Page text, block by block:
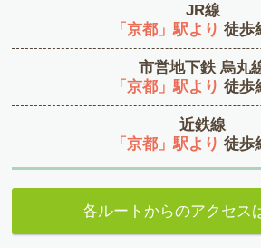
JR線
「京都」駅より 徒歩
市営地下鉄 烏丸
「京都」駅より 徒歩
近鉄線
「京都」駅より 徒歩
各ルートからのアクセス